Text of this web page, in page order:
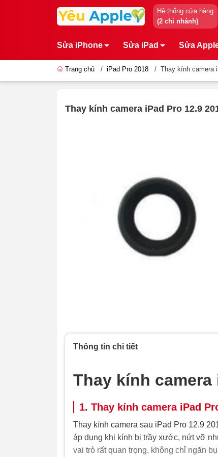
Hệ thống cửa hàng
(2 chi nhánh)
Sửa iPhone Sửa iPad Sửa
Trang chủ / iPad Pro 2018 / Thay kính camera
Thay kính camera iPad Pro 12.9
Thông tin chi tiết
Thay kính camera
1. Thay kính camera iPad
Thay kính camera sau iPad Pro 12.9
áp dụng khi kính bị trầy xước, nứt vỡ
vai trò rất quan trọng, không chỉ ngăn